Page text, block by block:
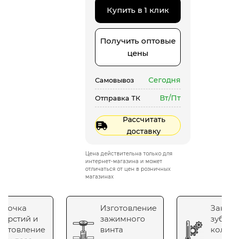
Купить в 1 клик
Получить оптовые
цены
Самовывоз Сегодня
Отправка ТК Вт/Пт
Рассчитать
доставку
Цена действительна только для
интернет-магазина и может
отличаться от цен в розничных
магазинах
и
Изготовление
зажимного
винта